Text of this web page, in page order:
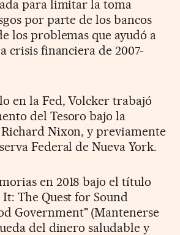
para limitar la toma
por parte de los bancos
los problemas que ayudó a
crisis financiera de 2007-
en la Fed, Volcker trabajó
del Tesoro bajo la
Nixon, y previamente
Federal de Nueva York.
en 2018 bajo el título
The Quest for Sound
Government" (Mantenerse
del dinero saludable y